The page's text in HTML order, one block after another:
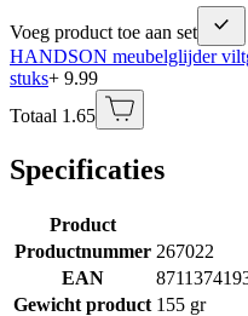
Voeg product toe aan set
HANDSON meubelglijder
stuks+ 9.99
Totaal 1.65
Specificaties
Product
Productnummer 267022
EAN
Gewicht product 155 gr